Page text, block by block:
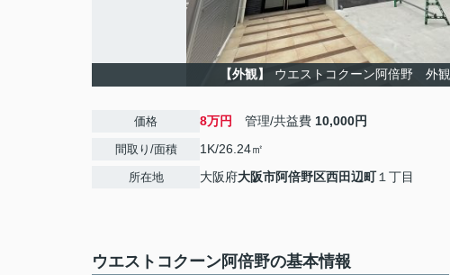
【外観】 ウエストコクーン阿倍野 外観
価格 8万円 管理/共益費 10,000円
間取り/面積 1K/26.24㎡
所在地 大阪府大阪市阿倍野区西田辺町１丁目
ウエストコクーン阿倍野の基本情報